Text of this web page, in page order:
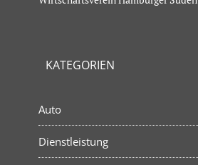
KATEGORIEN
Auto
Dienstleistung